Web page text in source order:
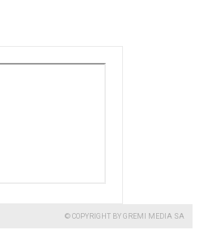
© COPYRIGHT BY GREMI MEDIA SA